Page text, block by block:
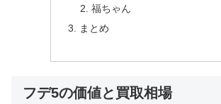
福ちゃん
まとめ
フデ5の価値と買取相場